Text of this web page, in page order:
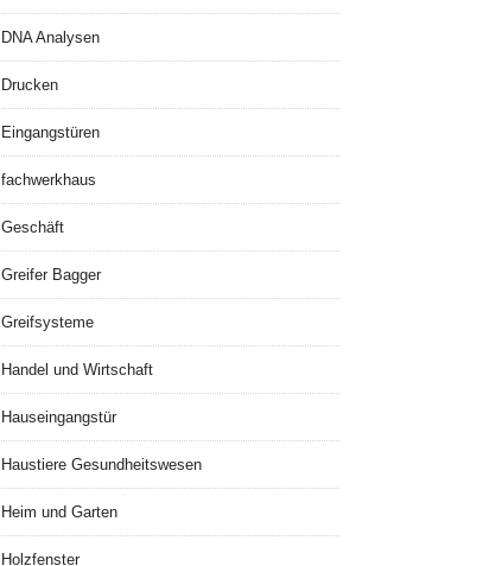
DNA Analysen
Drucken
Eingangstüren
fachwerkhaus
Geschäft
Greifer Bagger
Greifsysteme
Handel und Wirtschaft
Hauseingangstür
Haustiere Gesundheitswesen
Heim und Garten
Holzfenster